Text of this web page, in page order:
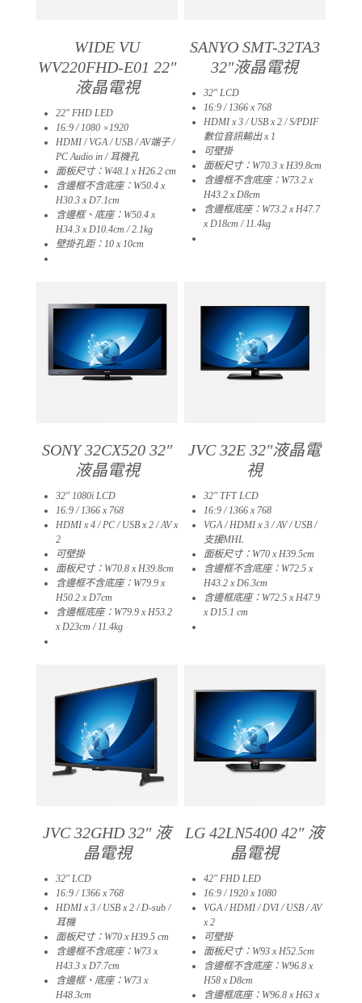
WIDE VU
WV220FHD-E01 22″
液晶電視
22″ FHD LED
16:9 / 1080 ×1920
HDMI / VGA / USB / AV端子 /
PC Audio in / 耳機孔
面板尺寸：W48.1 x H26.2 cm
含邊框不含底座：W50.4 x
H30.3 x D7.1cm
含邊框、底座：W50.4 x
H34.3 x D10.4cm / 2.1kg
壁掛孔距：10 x 10cm
SANYO SMT-32TA3
32″液晶電視
32″ LCD
16:9 / 1366 x 768
HDMI x 3 / USB x 2 / S/PDIF
數位音訊輸出 x 1
可壁掛
面板尺寸：W70.3 x H39.8cm
含邊框不含底座：W73.2 x
H43.2 x D8cm
含邊框底座：W73.2 x H47.7
x D18cm / 11.4kg​
SONY 32CX520 32″
液晶電視
32″ 1080i LCD
16:9 / 1366 x 768
HDMI x 4 / PC / USB x 2 / AV x
2
可壁掛
面板尺寸：W70.8 x H39.8cm
含邊框不含底座：W79.9 x
H50.2 x D7cm
含邊框底座：W79.9 x H53.2
x D23cm / 11.4kg​
JVC 32E 32″液晶電
視
32″ TFT LCD
16:9 / 1366 x 768
VGA / HDMI x 3 / AV / USB /
支援MHL
面板尺寸：W70 x H39.5cm
含邊框不含底座：W72.5 x
H43.2 x D6.3cm
含邊框底座：W72.5 x H47.9
x D15.1 cm
JVC 32GHD 32″ 液
晶電視
32″ LCD
16:9 / 1366 x 768
HDMI x 3 / USB x 2 / D-sub /
耳機
面板尺寸：W70 x H39.5 cm
含邊框不含底座：W73 x
H43.3 x D7.7cm
含邊框、底座：W73 x
H48.3cm
LG 42LN5400 42″ 液
晶電視
42″ FHD LED
16:9 / 1920 x 1080
VGA / HDMI / DVI / USB / AV
x 2
可壁掛
面板尺寸：W93 x H52.5cm
含邊框不含底座：W96.8 x
H58 x D8cm
含邊框底座：W96.8 x H63 x